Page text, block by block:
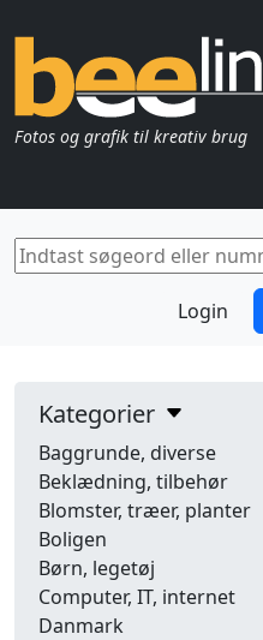
Fotos og grafik til kreativ brug
Login
Kategorier
Baggrunde, diverse
Beklædning, tilbehør
Blomster, træer, planter
Boligen
Børn, legetøj
Computer, IT, internet
Danmark